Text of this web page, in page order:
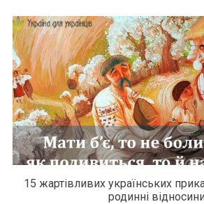
15 жартівливих українських
родинні